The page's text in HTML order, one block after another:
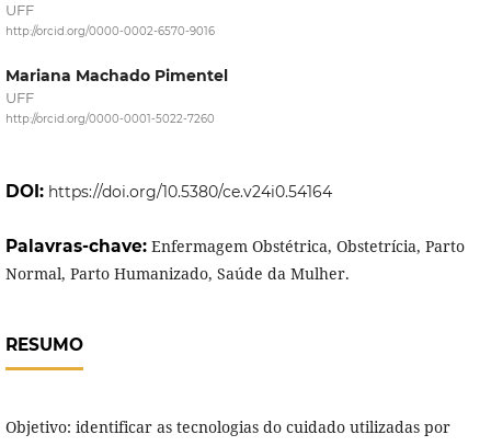
UFF
http://orcid.org/0000-0002-6570-9016
Mariana Machado Pimentel
UFF
http://orcid.org/0000-0001-5022-7260
DOI: https://doi.org/10.5380/ce.v24i0.54164
Palavras-chave: Enfermagem Obstétrica, Obstetrícia, Parto
Normal, Parto Humanizado, Saúde da Mulher.
RESUMO
Objetivo: identificar as tecnologias do cuidado utilizadas por